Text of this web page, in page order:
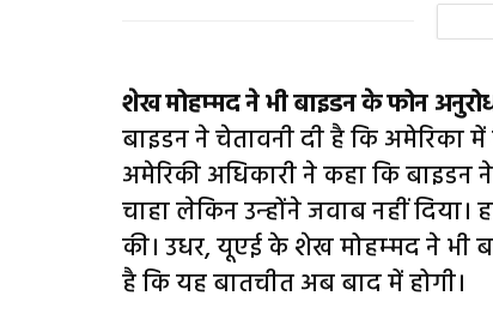
शेख मोहम्‍मद ने भी बाइडन के फोन
बाइडन ने चेतावनी दी है कि
अमेरिकी अधिकारी ने कहा कि बाइडन
चाहा लेकिन उन्‍होंने जवाब नहीं दिया।
की। उधर, यूएई के शेख मोहम्‍मद ने भी
है कि यह बातचीत अब बाद में होगी।